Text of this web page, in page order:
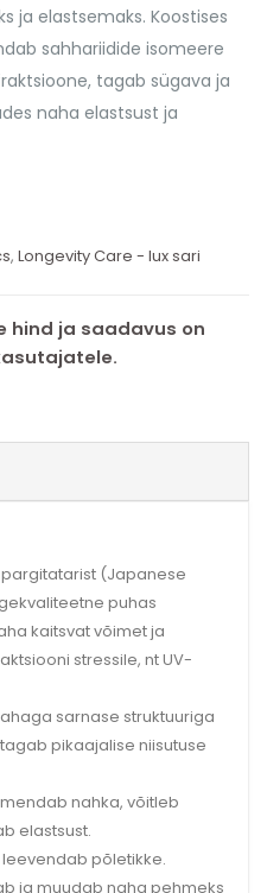
ja elastsemaks. Koostises
sahhariidide isomeere
tagab sügava ja
naha elastsust ja
, Longevity Care - lux sari
hind ja saadavus on
(Japanese
puhas
kaitsvat võimet ja
stressile, nt UV-
sarnase struktuuriga
pikaajalise niisutuse
nahka, võitleb
elastsust.
põletikke.
ja muudab naha pehmeks